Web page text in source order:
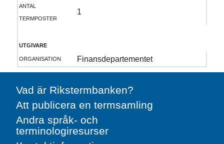
antal
termposter
1
utgivare
organisation
Finansdepartementet
Vad är Rikstermbanken?
Att publicera en termsamling
Andra språk- och
terminologiresurser